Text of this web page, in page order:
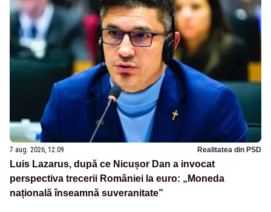
7 aug. 2026, 12:09 Realitatea din PSD
Luis Lazarus, după ce Nicușor Dan a invocat
perspectiva trecerii României la euro: „Moneda
națională înseamnă suveranitate”